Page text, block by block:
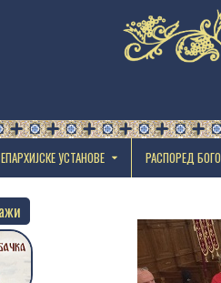
EПАРХИЈСКЕ УСТАНОВЕ РАСПОРЕД